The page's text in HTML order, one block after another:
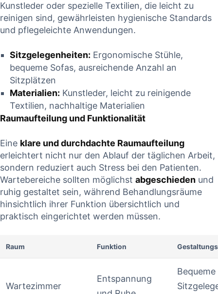
Kunstleder oder spezielle Textilien, die leicht zu
reinigen sind, gewährleisten hygienische Standards
und pflegeleichte Anwendungen.
Sitzgelegenheiten: Ergonomische Stühle,
bequeme Sofas, ausreichende Anzahl an
Sitzplätzen
Materialien: Kunstleder, leicht zu reinigende
Textilien, nachhaltige Materialien
Raumaufteilung und Funktionalität
Eine klare und durchdachte Raumaufteilung
erleichtert nicht nur den Ablauf der täglichen Arbeit,
sondern reduziert auch Stress bei den Patienten.
Wartebereiche sollten möglichst abgeschieden und
ruhig gestaltet sein, während Behandlungsräume
hinsichtlich ihrer Funktion übersichtlich und
praktisch eingerichtet werden müssen.
Raum Funktion
Wartezimmer
Entspannung
Bequeme